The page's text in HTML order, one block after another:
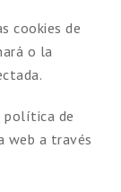
cookies de
o la
política de
web a través